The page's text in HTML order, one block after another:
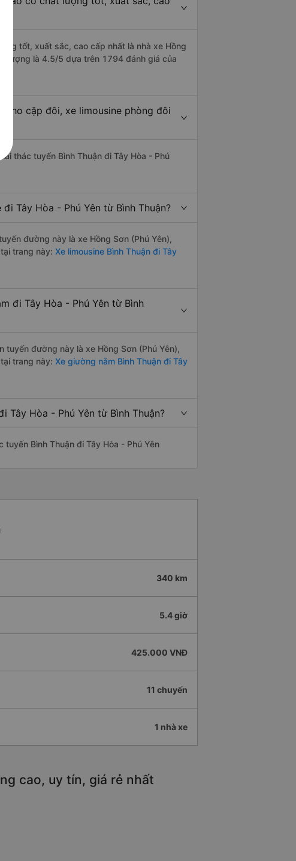
tốt, xuất sắc, cao cấp nhất là nhà xe Hồng
lượng là 4.5/5 dựa trên 1794 đánh giá của
cho cặp đôi, xe limousine phòng đôi
thác tuyến Bình Thuận đi Tây Hòa - Phú
Tây Hòa - Phú Yên từ Bình Thuận?
đường này là xe Hồng Sơn (Phú Yên),
trang này: Xe limousine Bình Thuận đi Tây
đi Tây Hòa - Phú Yên từ Bình
đường này là xe Hồng Sơn (Phú Yên),
trang này: Xe giường nằm Bình Thuận đi Tây
Tây Hòa - Phú Yên từ Bình Thuận?
Bình Thuận đi Tây Hòa - Phú Yên
340 km
5.4 giờ
425.000 VNĐ
11 chuyến
1 nhà xe
cao, uy tín, giá rẻ nhất